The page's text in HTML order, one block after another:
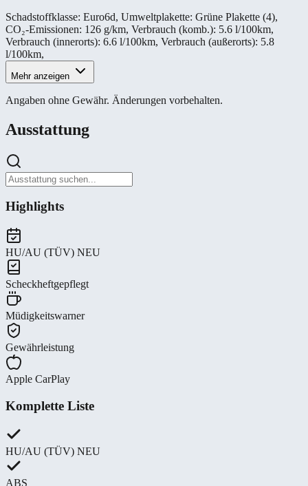
Schadstoffklasse: Euro6d, Umweltplakette: Grüne Plakette (4),
CO₂-Emissionen: 126 g/km, Verbrauch (komb.): 5.6 l/100km,
Verbrauch (innerorts): 6.6 l/100km, Verbrauch (außerorts): 5.8
l/100km,
Mehr anzeigen
Angaben ohne Gewähr. Änderungen vorbehalten.
Ausstattung
Highlights
HU/AU (TÜV) NEU
Scheckheftgepflegt
Müdigkeitswarner
Gewährleistung
Apple CarPlay
Komplette Liste
HU/AU (TÜV) NEU
ABS